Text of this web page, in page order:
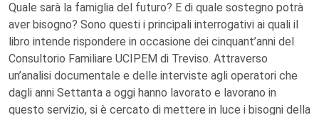
Quale sarà la famiglia del futuro? E di quale sostegno potrà
aver bisogno? Sono questi i principali interrogativi ai quali il
libro intende rispondere in occasione dei cinquant’anni del
Consultorio Familiare UCIPEM di Treviso. Attraverso
un’analisi documentale e delle interviste agli operatori che
dagli anni Settanta a oggi hanno lavorato e lavorano in
questo servizio, si è cercato di mettere in luce i bisogni della